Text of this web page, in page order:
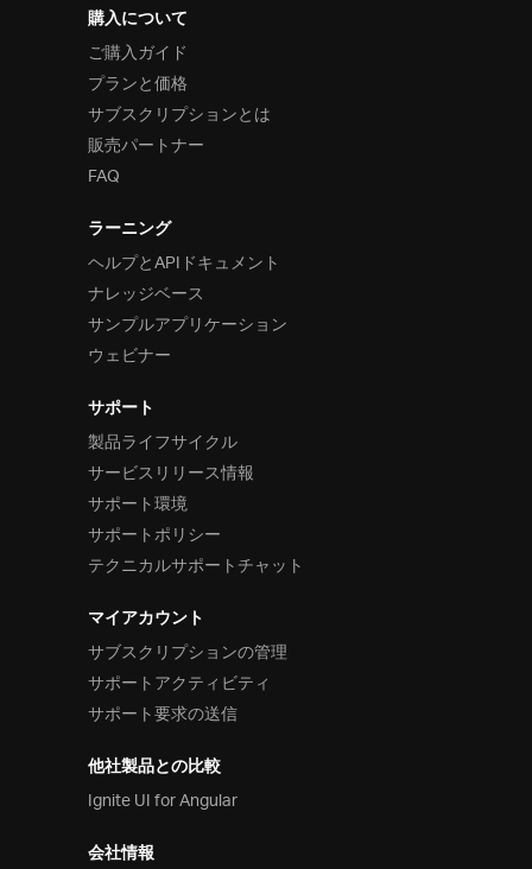
購入について
ご購入ガイド
プランと価格
サブスクリプションとは
販売パートナー
FAQ
ラーニング
ヘルプとAPIドキュメント
ナレッジベース
サンプルアプリケーション
ウェビナー
サポート
製品ライフサイクル
サービスリリース情報
サポート環境
サポートポリシー
テクニカルサポートチャット
マイアカウント
サブスクリプションの管理
サポートアクティビティ
サポート要求の送信
他社製品との比較
Ignite UI for Angular
会社情報